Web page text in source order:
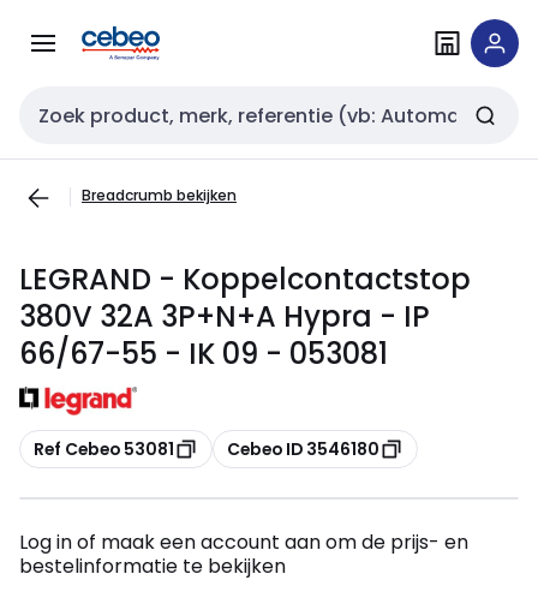
naar
naar
Zoekveld invoer
Breadcrumb bekijken
LEGRAND - Koppelcontactstop
380V 32A 3P+N+A Hypra - IP
66/67-55 - IK 09 - 053081
Kopiëren
Ref Cebeo 53081 Kopiëren
Cebeo ID 3546180
Log in of maak een account aan om de prijs- en
bestelinformatie te bekijken